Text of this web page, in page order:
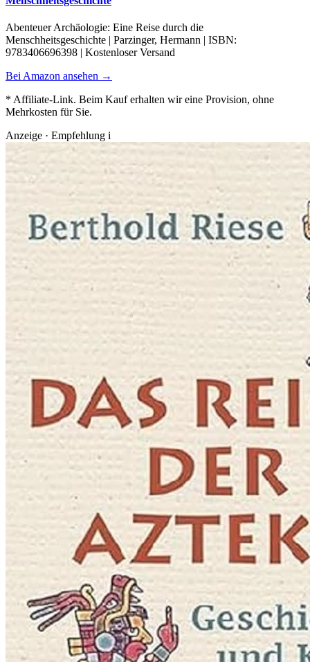
Abenteuer Archäologie: Eine Reise durch die
Menschheitsgeschichte | Parzinger, Hermann | ISBN:
9783406696398 | Kostenloser Versand
Bei Amazon ansehen →
* Affiliate-Link. Beim Kauf erhalten wir eine Provision, ohne
Mehrkosten für Sie.
Anzeige · Empfehlung i